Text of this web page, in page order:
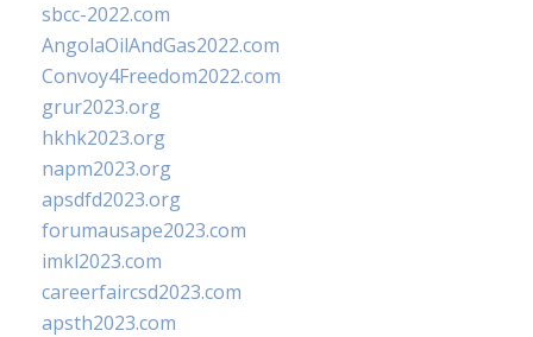
sbcc-2022.com
AngolaOilAndGas2022.com
Convoy4Freedom2022.com
grur2023.org
hkhk2023.org
napm2023.org
apsdfd2023.org
forumausape2023.com
imkl2023.com
careerfaircsd2023.com
apsth2023.com